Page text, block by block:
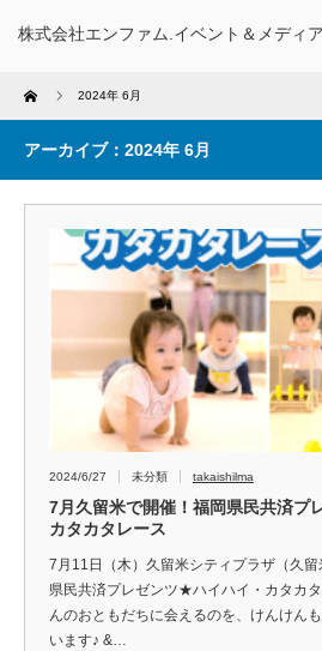
株式会社エンファム.イベント＆メディア
Home 2024年 6月
アーカイブ：2024年 6月
2024/6/27 未分類 takaishilma
7月久留米で開催！福岡県民共済プ
カタカタレース
7月11日（木）久留米シティプラザ（久
県民共済プレゼンツ★ハイハイ・カタカ
んのおともだちに会えるのを、けんけん
います♪ &…